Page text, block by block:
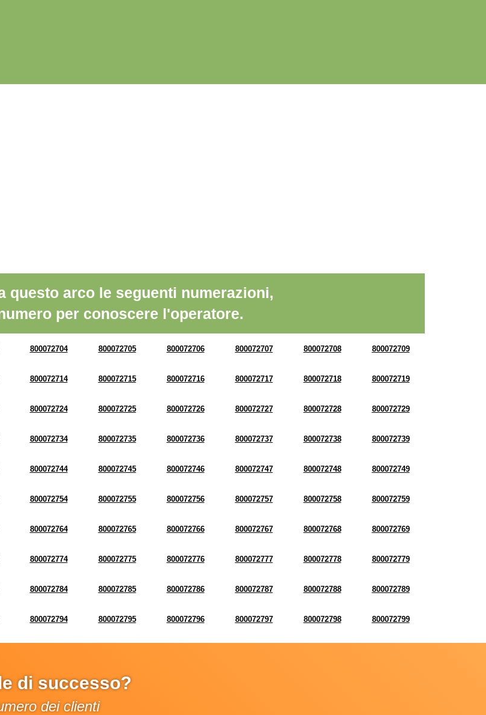
questo arco le seguenti numerazioni,
per conoscere l'operatore.
800072704 800072705 800072706 800072707 800072708 800072709
800072714 800072715 800072716 800072717 800072718 800072719
800072724 800072725 800072726 800072727 800072728 800072729
800072734 800072735 800072736 800072737 800072738 800072739
800072744 800072745 800072746 800072747 800072748 800072749
800072754 800072755 800072756 800072757 800072758 800072759
800072764 800072765 800072766 800072767 800072768 800072769
800072774 800072775 800072776 800072777 800072778 800072779
800072784 800072785 800072786 800072787 800072788 800072789
800072794 800072795 800072796 800072797 800072798 800072799
di successo?
dei clienti